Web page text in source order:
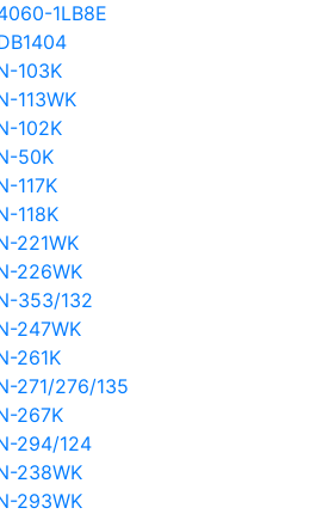
1LB8E
103K
113WK
102K
50K
117K
118K
221WK
226WK
353/132
247WK
261K
271/276/135
267K
294/124
238WK
293WK